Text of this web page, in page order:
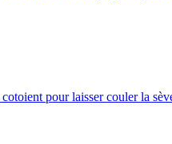
pour laisser couler la